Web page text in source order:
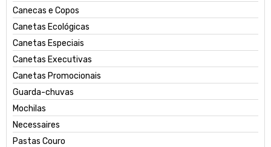
Canecas e Copos
Canetas Ecológicas
Canetas Especiais
Canetas Executivas
Canetas Promocionais
Guarda-chuvas
Mochilas
Necessaires
Pastas Couro